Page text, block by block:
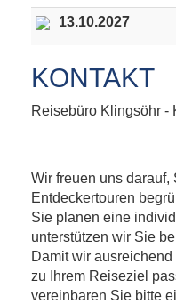
13.10.2027
KONTAKT
Reisebüro Klingsöhr -
Wir freuen uns darauf,
Entdeckertouren
Sie planen eine
unterstützen wir Sie
Damit wir
zu Ihrem Reiseziel
vereinbaren Sie bitte